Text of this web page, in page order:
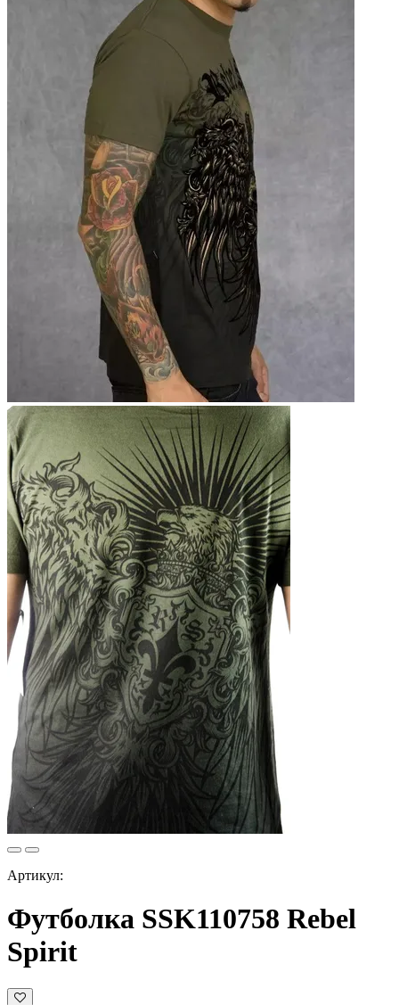
Артикул:
Футболка SSK110758 Rebel
Spirit